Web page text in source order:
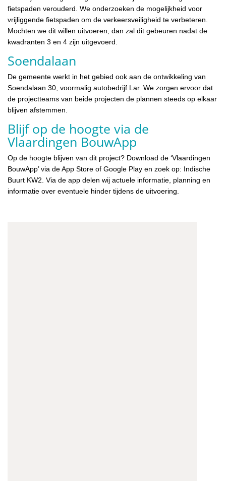
fietspaden verouderd. We onderzoeken de mogelijkheid voor
vrijliggende fietspaden om de verkeersveiligheid te verbeteren.
Mochten we dit willen uitvoeren, dan zal dit gebeuren nadat de
kwadranten 3 en 4 zijn uitgevoerd.
Soendalaan
De gemeente werkt in het gebied ook aan de ontwikkeling van
Soendalaan 30, voormalig autobedrijf Lar. We zorgen ervoor dat
de projectteams van beide projecten de plannen steeds op elkaar
blijven afstemmen.
Blijf op de hoogte via de
Vlaardingen BouwApp
Op de hoogte blijven van dit project? Download de ‘Vlaardingen
BouwApp’ via de App Store of Google Play en zoek op: Indische
Buurt KW2. Via de app delen wij actuele informatie, planning en
informatie over eventuele hinder tijdens de uitvoering.